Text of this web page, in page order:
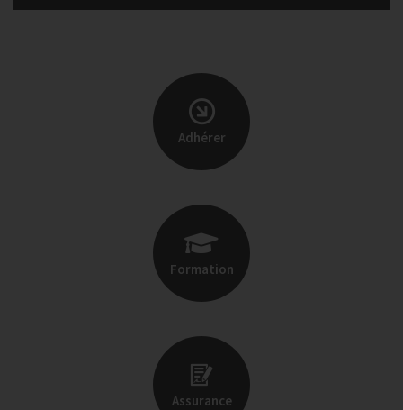
Adhérer
Formation
Assurance